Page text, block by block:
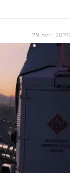
29 avril 2026